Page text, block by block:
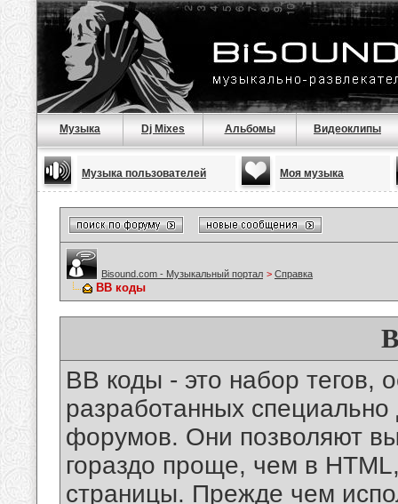
Музыка Dj Mixes Альбомы Видеоклипы
Музыка пользователей Моя музыка
Bisound.com - Музыкальный портал > Справка
BB коды
BB коды - это набор тегов,
разработанных
форумов. Они позволяют
гораздо проще, чем в
страницы. Прежде чем